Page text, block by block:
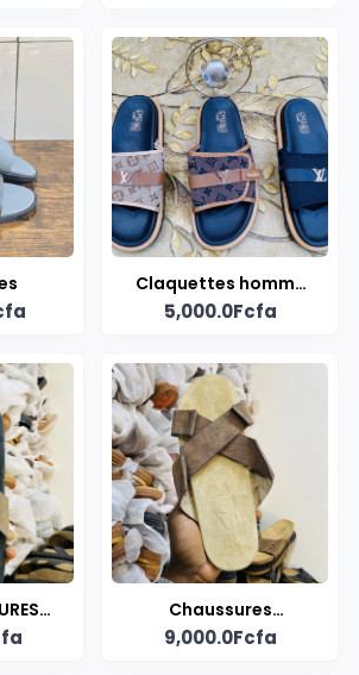
Claquettes homme
de style Louis Vuitton
5,000.0Fcfa
Chaussures
artisanales "nus
9,000.0Fcfa